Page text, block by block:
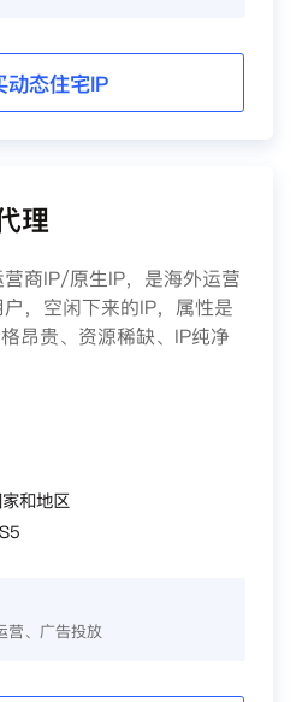
动态住宅IP
理
商IP/原生IP，是海外运营
，空闲下来的IP，属性是
昂贵、资源稀缺、IP纯净
和地区
营、广告投放